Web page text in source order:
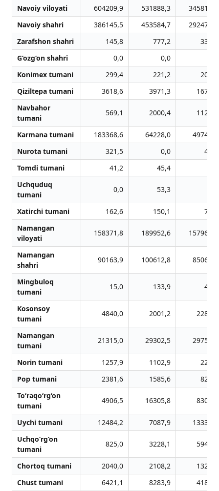
Navoiy viloyati 604209,9 531888,3
345811,0
Navoiy shahri
386145,5 453584,7
292470,1
Zarafshon shahri
145,8 777,2
338,4
G‘ozg‘on shahri
0,0 0,0
Konimex tumani
299,4 221,2
202,6
Qiziltepa tumani
3618,6 3971,3
1672,5
Navbahor
tumani
569,1 2000,4 1121,7
Karmana tumani 183368,6 64228,0
49746,5
Nurota tumani
321,5 0,0
42,3
Tomdi tumani
41,2 45,4
Uchquduq
tumani
0,0 53,3
Xatirchi tumani 162,6 150,1
75,3
Namangan
viloyati
158371,8 189952,6 157965,4
Namangan
shahri
90163,9 100612,8 85063,4
Mingbuloq
tumani
15,0 133,9 40,8
Kosonsoy
tumani
4840,0 2001,2 2287,0
Namangan
tumani
21315,0 29302,5 29755,1
Norin tumani 1257,9 1102,9
225,6
Pop tumani
2381,6 1585,6
829,6
To‘raqo‘rg‘on
tumani
4906,5 16305,8 8307,7
Uychi tumani 12484,2 7087,9
13338,9
Uchqo‘rg‘on
tumani
825,0 3228,1 5947,4
Chortoq tumani 2040,0 2108,2
1325,4
Chust tumani
6421,1 8283,9
4186,4